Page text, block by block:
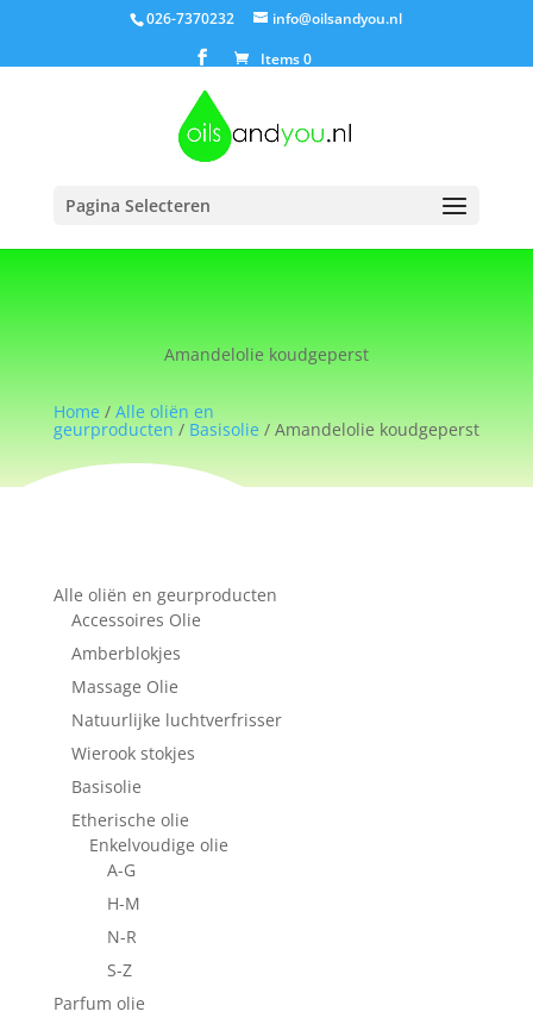
026-7370232
info@oilsandyou.nl
Items 0
Pagina Selecteren
Amandelolie koudgeperst
Home / Alle oliën en
geurproducten / Basisolie / Amandelolie koudgeperst
Alle oliën en geurproducten
Accessoires Olie
Amberblokjes
Massage Olie
Natuurlijke luchtverfrisser
Wierook stokjes
Basisolie
Etherische olie
Enkelvoudige olie
A-G
H-M
N-R
S-Z
Parfum olie